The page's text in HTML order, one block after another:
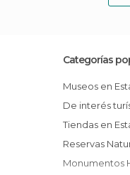
Categorías
Museos en
De interés
Tiendas en
Reservas
Monumentos Históricos en Estados